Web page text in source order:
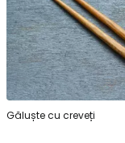
Găluște cu creveți